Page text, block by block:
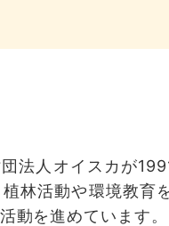
法人オイスカが
林活動や環境教育
動を進めています。